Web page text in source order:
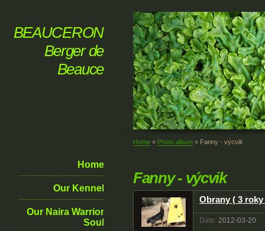
BEAUCERON
Berger de
Beauce
Home
Our Kennel
Our Naira Warrior
Soul
Home » Photo album » Fanny - výcvik
Fanny - výcvik
Obrany ( 3 roky
Date: 2012-03-20